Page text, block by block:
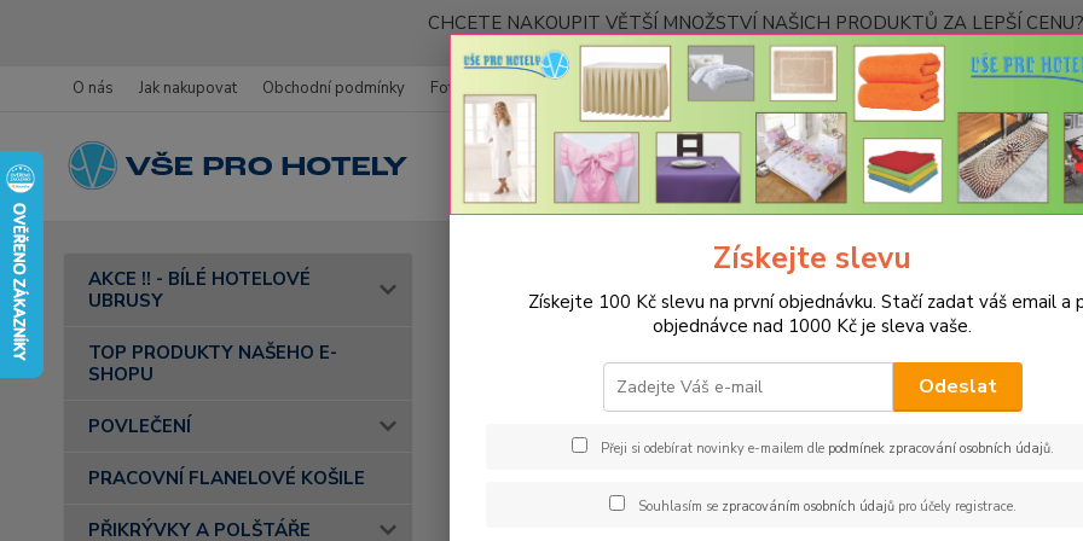
CHCETE NAKOUPIT VĚTŠÍ MNOŽSTVÍ NAŠICH PRODUKTŮ ZA LEPŠÍ
O nás Jak nakupovat Obchodní podmínky Fotogalerie Kontakty
Hledat
AKCE !! - BÍLÉ HOTELOVÉ
UBRUSY
TOP PRODUKTY NAŠEHO E-
SHOPU
POVLEČENÍ
PRACOVNÍ FLANELOVÉ KOŠILE
PŘIKRÝVKY A POLŠTÁŘE
Bavlněné prostěradla JERSEY s gumou - 45 barev
Bavlněné prostěradlo JERSEY
mandarinka
Získejte slevu
Získejte 100 Kč slevu na první objednávku. Stačí zadat váš email a
objednávce nad 1000 Kč je sleva vaše.
Odeslat
Přeji si odebírat novinky e-mailem dle podmínek zpracování osobních údajů.
Souhlasím se zpracováním osobních údajůpro účely registrace.